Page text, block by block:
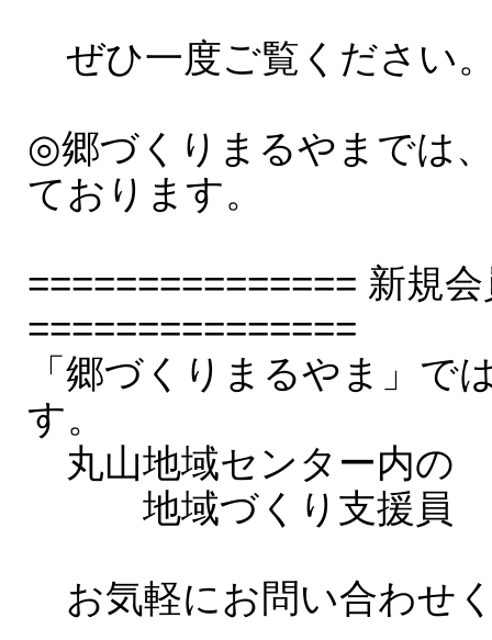
ぜひ一度ご覧ください
◎郷づくりまるやまでは
ております。
=============== 新規
===============
「郷づくりまるやま」で
す。
丸山地域センター内の
地域づくり支援員 電
お気軽にお問い合わせ